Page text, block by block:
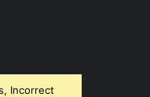
Incorrect